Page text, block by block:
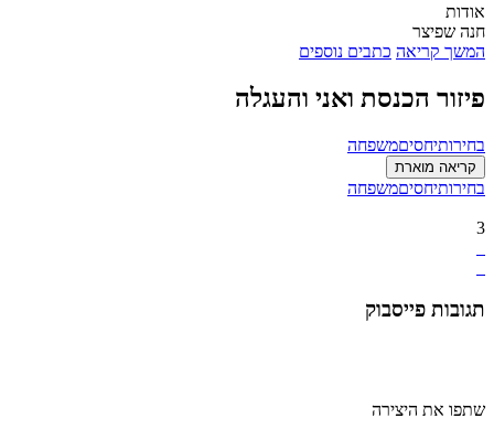
אודות
חנה שפיצר
המשך קריאה כתבים נוספים
פיזור הכנסת ואני והעגלה
בחירותיחסיםמשפחה
קריאה מוארת
בחירותיחסיםמשפחה
3
תגובות פייסבוק
שתפו את היצירה